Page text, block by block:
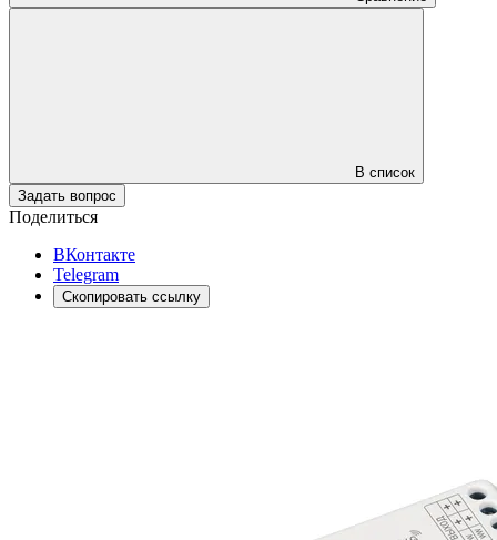
В список
Задать вопрос
Поделиться
ВКонтакте
Telegram
Скопировать ссылку